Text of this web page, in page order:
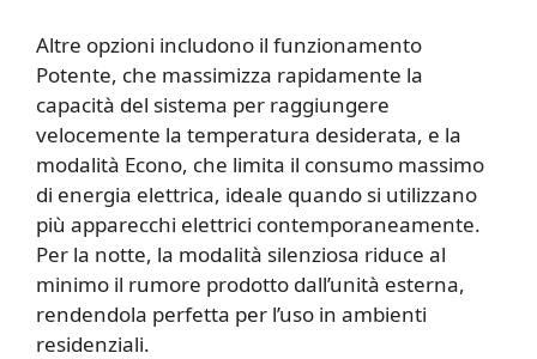
Altre opzioni includono il funzionamento
Potente, che massimizza rapidamente la
capacità del sistema per raggiungere
velocemente la temperatura desiderata, e la
modalità Econo, che limita il consumo massimo
di energia elettrica, ideale quando si utilizzano
più apparecchi elettrici contemporaneamente.
Per la notte, la modalità silenziosa riduce al
minimo il rumore prodotto dall’unità esterna,
rendendola perfetta per l’uso in ambienti
residenziali.